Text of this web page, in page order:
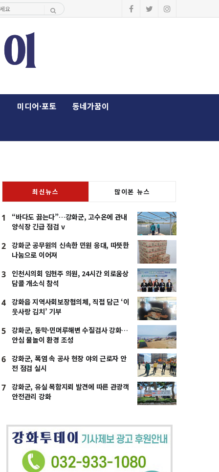
미디어·포토
동네가꿈이
최신뉴스 많이본 뉴스
1
“바다도 끓는다”…강화군, 고수온에 관내
양식장 긴급 점검 v
2
강화군 공무원의 신속한 민원 응대, 따뜻한
나눔으로 이어져
3
인천시의회 임현주 의원, 24시간 외로움상
담콜 개소식 참석
4
강화읍 지역사회보장협의체, 직접 담근 ‘이
웃사랑 김치’ 기부
5
강화군, 동막·민머루해변 수질검사 강화…
안심 물놀이 환경 조성
6
강화군, 폭염 속 공사 현장 야외 근로자 안
전 점검 실시
7
강화군, 유실 목함지뢰 발견에 따른 관광객
안전관리 강화